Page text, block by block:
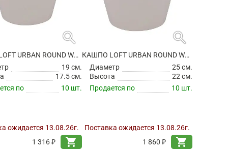
search
КАШПО LOFT URBAN ROUND WARM GREY
19 см.
17.5 см.
по
10 шт.
ожидается 13.08.26г.
1 316 ₽
shopping_cart
search
КАШПО LOFT URBAN ROUND WARM GREY
Диаметр
25 см.
Высота
22 см.
Продается по
10 шт.
Поставка ожидается 13.08.26г.
1 860 ₽
shopping_cart